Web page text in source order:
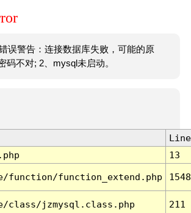
误警告：连接数据库失败，可能的原
码不对; 2、mysql未启动。
Line
13
function/function_extend.php 1548
class/jzmysql.class.php 211